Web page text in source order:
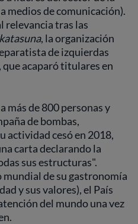
medios de comunicación).
relevancia tras las
, la organización
de izquierdas
que acaparó titulares en
más de 800 personas y
de bombas,
actividad cesó en 2018,
carta declarando la
sus estructuras".
de su gastronomía
y sus valores), el País
del mundo una vez